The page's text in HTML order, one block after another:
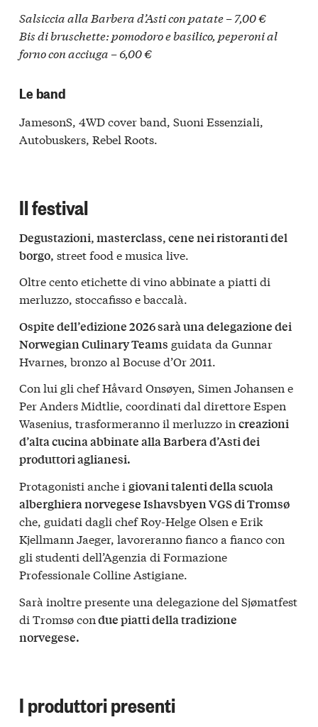
Salsiccia alla Barbera d’Asti con patate – 7,00 €
Bis di bruschette: pomodoro e basilico, peperoni al
forno con acciuga – 6,00 €
Le band
JamesonS, 4WD cover band, Suoni Essenziali,
Autobuskers, Rebel Roots.
Il festival
Degustazioni, masterclass, cene nei ristoranti del
borgo, street food e musica live.
Oltre cento etichette di vino abbinate a piatti di
merluzzo, stoccafisso e baccalà.
Ospite dell’edizione 2026 sarà una delegazione dei
Norwegian Culinary Teams guidata da Gunnar
Hvarnes, bronzo al Bocuse d’Or 2011.
Con lui gli chef Håvard Onsøyen, Simen Johansen e
Per Anders Midtlie, coordinati dal direttore Espen
Wasenius, trasformeranno il merluzzo in creazioni
d’alta cucina abbinate alla Barbera d’Asti dei
produttori aglianesi.
Protagonisti anche i giovani talenti della scuola
alberghiera norvegese Ishavsbyen VGS di Tromsø
che, guidati dagli chef Roy-Helge Olsen e Erik
Kjellmann Jaeger, lavoreranno fianco a fianco con
gli studenti dell’Agenzia di Formazione
Professionale Colline Astigiane.
Sarà inoltre presente una delegazione del Sjømatfest
di Tromsø condue piatti della tradizione
norvegese.
I produttori presenti